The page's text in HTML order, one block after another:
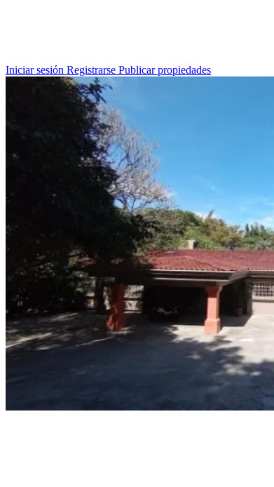
Iniciar sesión Registrarse Publicar propiedades